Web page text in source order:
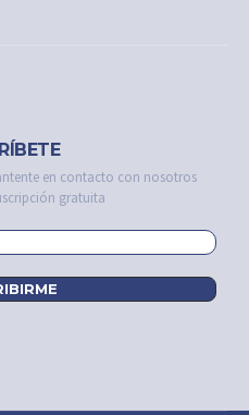
en contacto con nosotros
gratuita